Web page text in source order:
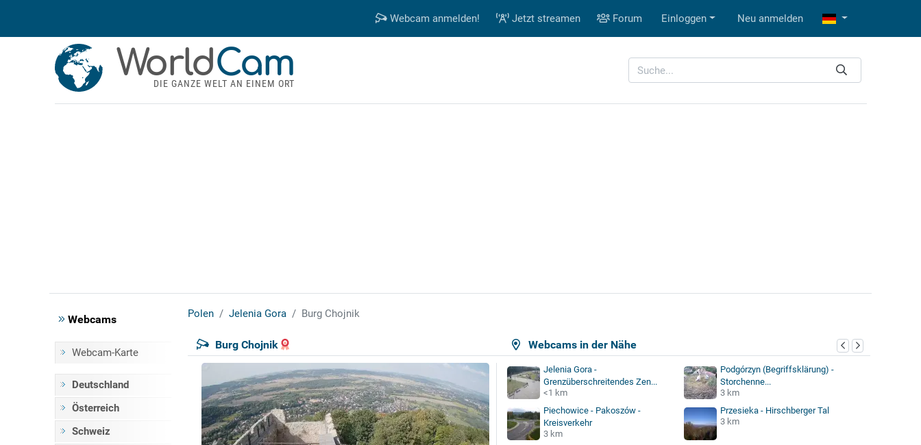
Webcam anmelden! Jetzt streamen Forum Einloggen Neu anmelden
WorldCam
DIE GANZE WELT AN EINEM ORT
Webcams
Webcam-Karte
Deutschland
Österreich
Schweiz
Polen Jelenia Gora Burg Chojnik
Webcams in der Nähe
Burg Chojnik
Jelenia Gora -
Grenzüberschreitendes Zen...
<1 km
Podgórzyn (Begriffsklärung) -
Storchenne...
3 km
Piechowice - Pakoszów -
Kreisverkehr
3 km
Przesieka - Hirschberger Tal
3 km